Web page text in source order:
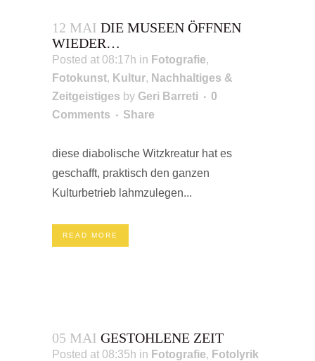
12 MAI DIE MUSEEN ÖFFNEN
WIEDER…
Posted at 08:17h in Fotografie,
Fotokunst, Kultur, Nachhaltiges &
Zeitgeistiges by Geri Barreti
0
Comments
Share
diese diabolische Witzkreatur hat es
geschafft, praktisch den ganzen
Kulturbetrieb lahmzulegen...
READ MORE
05 MAI GESTOHLENE ZEIT
Posted at 08:35h in Fotografie, Fotolyrik